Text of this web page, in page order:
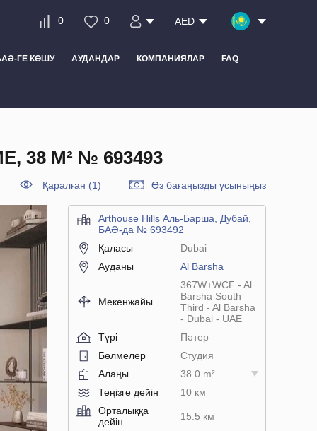
0 0 AED
ГЕ КӨШУ АУДАНДАР КОМПАНИЯЛАР FAQ
38 М² № 693493
Қаралған (1) Өз бағаңызды ұсыныңыз
Arthouse Hills Аль-Барша, Дубай,
БАӘ-да № 693492
Қаласы
Dubai
Ауданы
Al Barsha
Мекенжайы
367W+WCF - Al
Barsha South
Third - Al Barsha
- Dubai - UAE
Түрі
Пәтер
Бөлмелер
Студия
Алаңы
38.0 m²
Теңізге дейін
10 км
Орталыққа
дейін
15.5 км